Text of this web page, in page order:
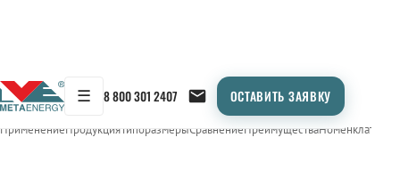
☰ 8 800 301 2407 ОСТАВИТЬ ЗАЯВКУ
← Продукция/ШИНОПРОВОД
ПрименениеПродукцияТипоразмерыСравнениеПреимуществаНоменклатура